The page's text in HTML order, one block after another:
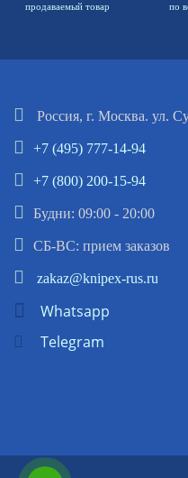
продаваемый товар
по
Россия, г. Москва. ул.
+7 (495) 777-14-94
+7 (800) 200-15-94
Будни: 09:00 - 20:00
СБ-ВС: прием заказов
zakaz@knipex-rus.ru
Whatsapp
Telegram